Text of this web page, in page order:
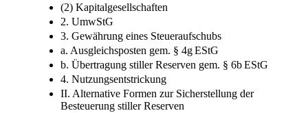
(2) Kapitalgesellschaften
2. UmwStG
3. Gewährung eines Steueraufschubs
a. Ausgleichsposten gem. § 4g EStG
b. Übertragung stiller Reserven gem. § 6b EStG
4. Nutzungsentstrickung
II. Alternative Formen zur Sicherstellung der
Besteuerung stiller Reserven